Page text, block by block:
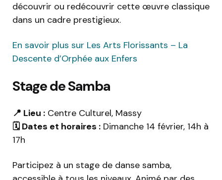
découvrir ou redécouvrir cette œuvre classique
dans un cadre prestigieux.
En savoir plus sur Les Arts Florissants – La
Descente d’Orphée aux Enfers
Stage de Samba
📍 Lieu : Centre Culturel, Massy
🗓️ Dates et horaires : Dimanche 14 février, 14h à
17h
Participez à un stage de danse samba,